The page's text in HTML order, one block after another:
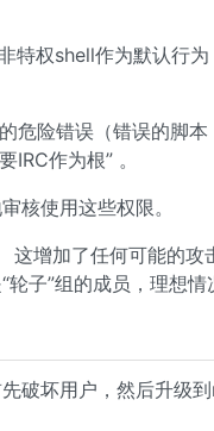
特权shell作为默认行
危险错误（错误的脚
作为根” 。
核使用这些权限。
增加了任何可能的攻
子”组的成员，理想
破坏用户，然后升级